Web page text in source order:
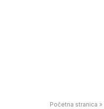
Početna stranica »